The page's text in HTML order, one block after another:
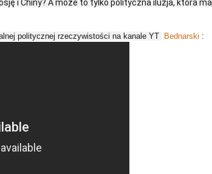
i Chiny? A może to tylko polityczna iluzja, która ma
politycznej rzeczywistości na kanale YT Bednarski :